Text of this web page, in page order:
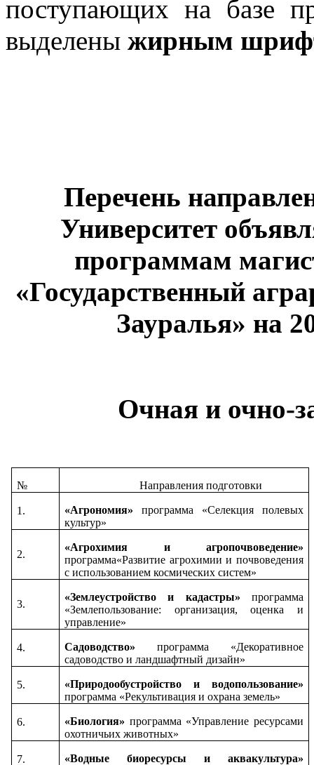
поступающих на базе
выделены жирным
Перечень
Университет
программам
«Государственный
Зауралья» на
Очная и очно-
№ Направления подготовки
1. «Агрономия» программа «Селекция полевых
культур»
2.
«Агрохимия и агропочвоведение»
программа«Развитие агрохимии и почвоведения
с использованием космических систем»
3.
«Землеустройство и кадастры» программа
«Землепользование: организация, оценка и
управление»
4. Садоводство» программа «Декоративное
садоводство и ландшафтный дизайн»
5.
«Природообустройство и водопользование»
программа «Рекультивация и охрана земель»
6. «Биология» программа «Управление ресурсами
охотничьих животных»
7. «Водные биоресурсы и аквакультура»